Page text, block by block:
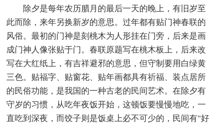
除夕是每年农历腊月的最后一天的晚上，有旧岁至
此而除，来年另换新岁的意思。过年都有贴门神春联的
风俗。最初的门神是刻桃木为人形挂在门旁，后来是画
成门神人像张贴于门。春联原题写在桃木板上，后来改
写在大红纸上，有吉祥避邪的意思，但守制要用白绿黄
三色。贴福字、贴窗花、贴年画都具有祈福、装点居所
的民俗功能，是我国的一种古老的民间艺术。在除夕有
守岁的习惯，从吃年夜饭开始，这顿饭要慢慢地吃，一
直吃到深夜，而饺子则是饭桌上必不可少的，民间有"好